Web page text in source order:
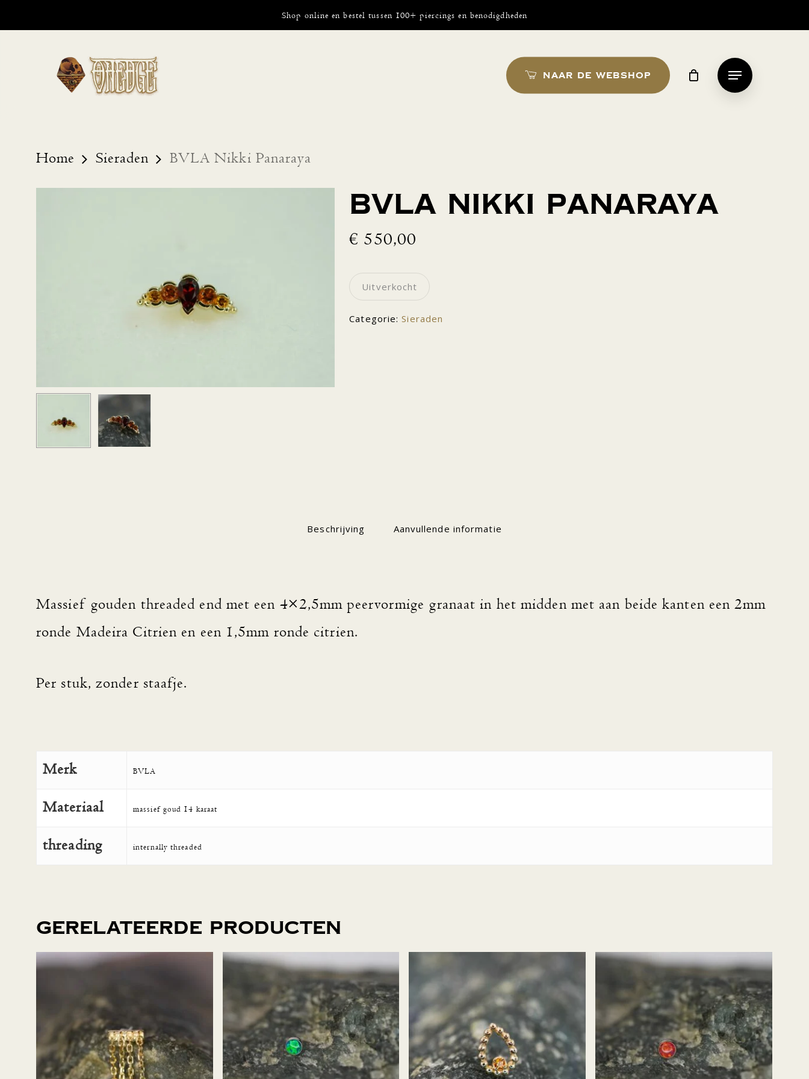
Shop online en bestel tussen 100+ piercings en benodigdheden
Naar de webshop Menu
Home Sieraden BVLA Nikki Panaraya
BVLA Nikki Panaraya
€ 550,00
Uitverkocht
Categorie:Sieraden
Beschrijving Aanvullende informatie
Massief gouden threaded end met een 4×2,5mm peervormige granaat in het midden met aan beide kanten een 2mm
ronde Madeira Citrien en een 1,5mm ronde citrien.
Per stuk, zonder staafje.
Merk BVLA
Materiaal massief goud 14 karaat
threading internally threaded
Gerelateerde producten